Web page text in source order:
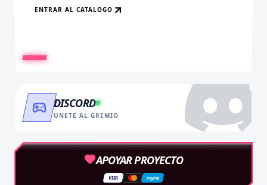
ENTRAR AL CATALOGO
RECARGAR AHORA
VER BENEFICIOS
DISCORD
UNETE AL GREMIO
APOYAR PROYECTO
VISA PayPal